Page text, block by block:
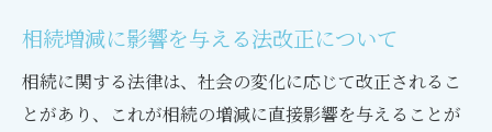
財産管理における重要ポイント
生命保険の活用と影響
家族会議の開催と情報共有
相続増減に影響を与える法改正について
相続に関する法律は、社会の変化に応じて改正されるこ
とがあり、これが相続の増減に直接影響を与えることが